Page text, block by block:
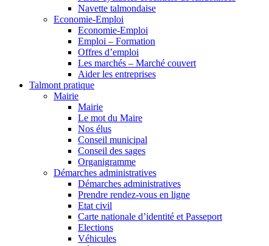
Navette talmondaise
Economie-Emploi
Economie-Emploi
Emploi – Formation
Offres d’emploi
Les marchés – Marché couvert
Aider les entreprises
Talmont pratique
Mairie
Mairie
Le mot du Maire
Nos élus
Conseil municipal
Conseil des sages
Organigramme
Démarches administratives
Démarches administratives
Prendre rendez-vous en ligne
Etat civil
Carte nationale d’identité et Passeport
Elections
Véhicules